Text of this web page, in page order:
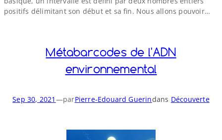
positifs délimitant son début et sa fin. Nous allons pouvoir…
Métabarcodes de l'ADN
environnemental
Sep 30, 2021 —parPierre-Edouard Guerindans Découverte